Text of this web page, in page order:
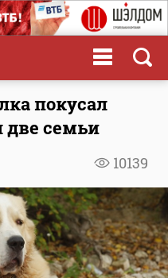
покусал
две семьи
10139